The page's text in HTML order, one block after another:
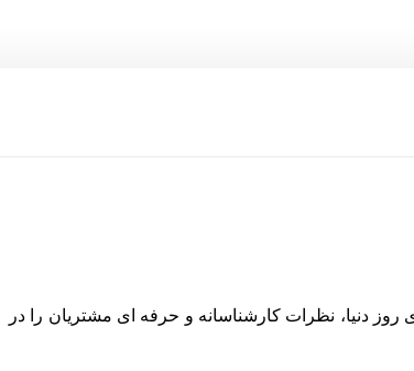
دنیا، نظرات کارشناسانه و حرفه ای مشتریان را در